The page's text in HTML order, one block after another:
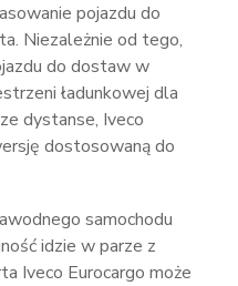
pojazdu do
Niezależnie od tego,
do dostaw w
ładunkowej dla
dystanse, Iveco
dostosowaną do
samochodu
idzie w parze z
Iveco Eurocargo może